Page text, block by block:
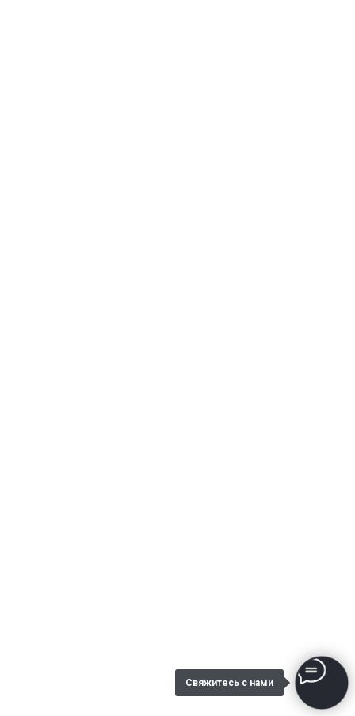
Свяжитесь с нами